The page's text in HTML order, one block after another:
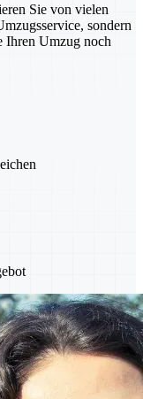
Sie von vielen
sondern
Ihren Umzug noch